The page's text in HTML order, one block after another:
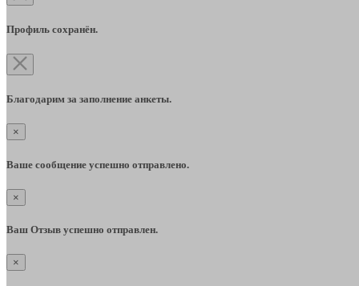
Профиль сохранён.
Благодарим за заполнение анкеты.
×
Ваше сообщение успешно отправлено.
×
Ваш Отзыв успешно отправлен.
×